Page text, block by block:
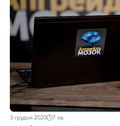
3 грудня 2020 7 хв.